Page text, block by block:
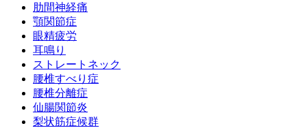
肋間神経痛
顎関節症
眼精疲労
耳鳴り
ストレートネック
腰椎すべり症
腰椎分離症
仙腸関節炎
梨状筋症候群